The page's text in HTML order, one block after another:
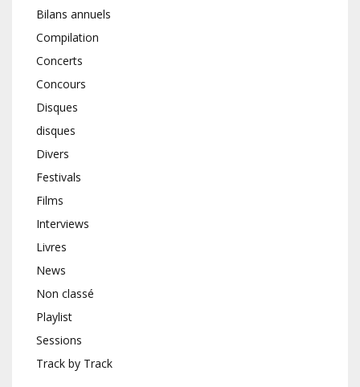
Bilans annuels
Compilation
Concerts
Concours
Disques
disques
Divers
Festivals
Films
Interviews
Livres
News
Non classé
Playlist
Sessions
Track by Track